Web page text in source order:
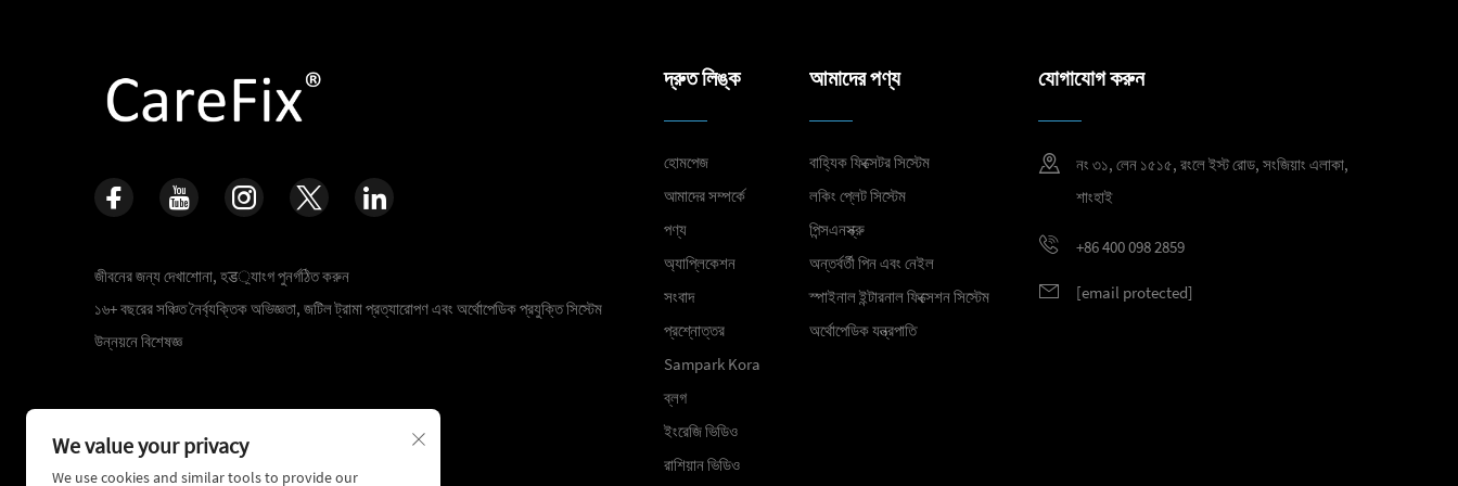
জীবনের জন্য দেখাশোনা, হड়্যাংগ পুনর্গঠিত করুন
১৬+ বছরের সঞ্চিত নৈর্ব্যক্তিক অভিজ্ঞতা, জটিল ট্রামা প্রত্যারোপণ এবং অর্থোপেডিক প্রযুক্তি সিস্টেম
উন্নয়নে বিশেষজ্ঞ
দ্রুত লিঙ্ক
হোমপেজ
আমাদের সম্পর্কে
পণ্য
অ্যাপ্লিকেশন
সংবাদ
প্রশ্নোত্তর
Sampark Kora
ব্লগ
ইংরেজি ভিডিও
রাশিয়ান ভিডিও
আমাদের পণ্য
বাহ্যিক ফিক্সেটর সিস্টেম
লকিং প্লেট সিস্টেম
পিন্সএনস্ক্রু
অন্তর্বর্তী পিন এবং নেইল
স্পাইনাল ইন্টারনাল ফিক্সেশন সিস্টেম
অর্থোপেডিক যন্ত্রপাতি
যোগাযোগ করুন
নং ৩১, লেন ১৫১৫, রংলে ইস্ট রোড, সংজিয়াং এলাকা,
শাংহাই
+86 400 098 2859
[email protected]
We value your privacy
We use cookies and similar tools to provide our